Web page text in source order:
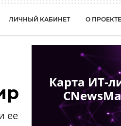
ЛИЧНЫЙ КАБИНЕТ О ПРОЕКТЕ
ее
Карта ИТ-